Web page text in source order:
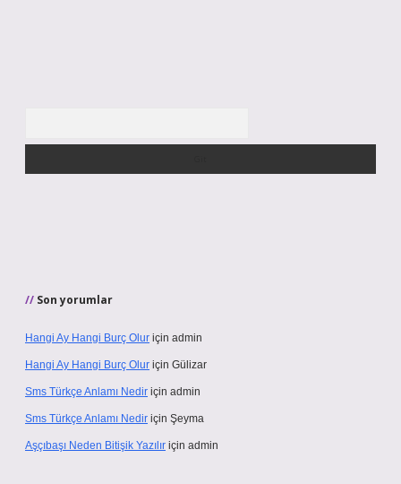
Son yorumlar
Hangi Ay Hangi Burç Olur için admin
Hangi Ay Hangi Burç Olur için Gülizar
Sms Türkçe Anlamı Nedir için admin
Sms Türkçe Anlamı Nedir için Şeyma
Aşçıbaşı Neden Bitişik Yazılır için admin